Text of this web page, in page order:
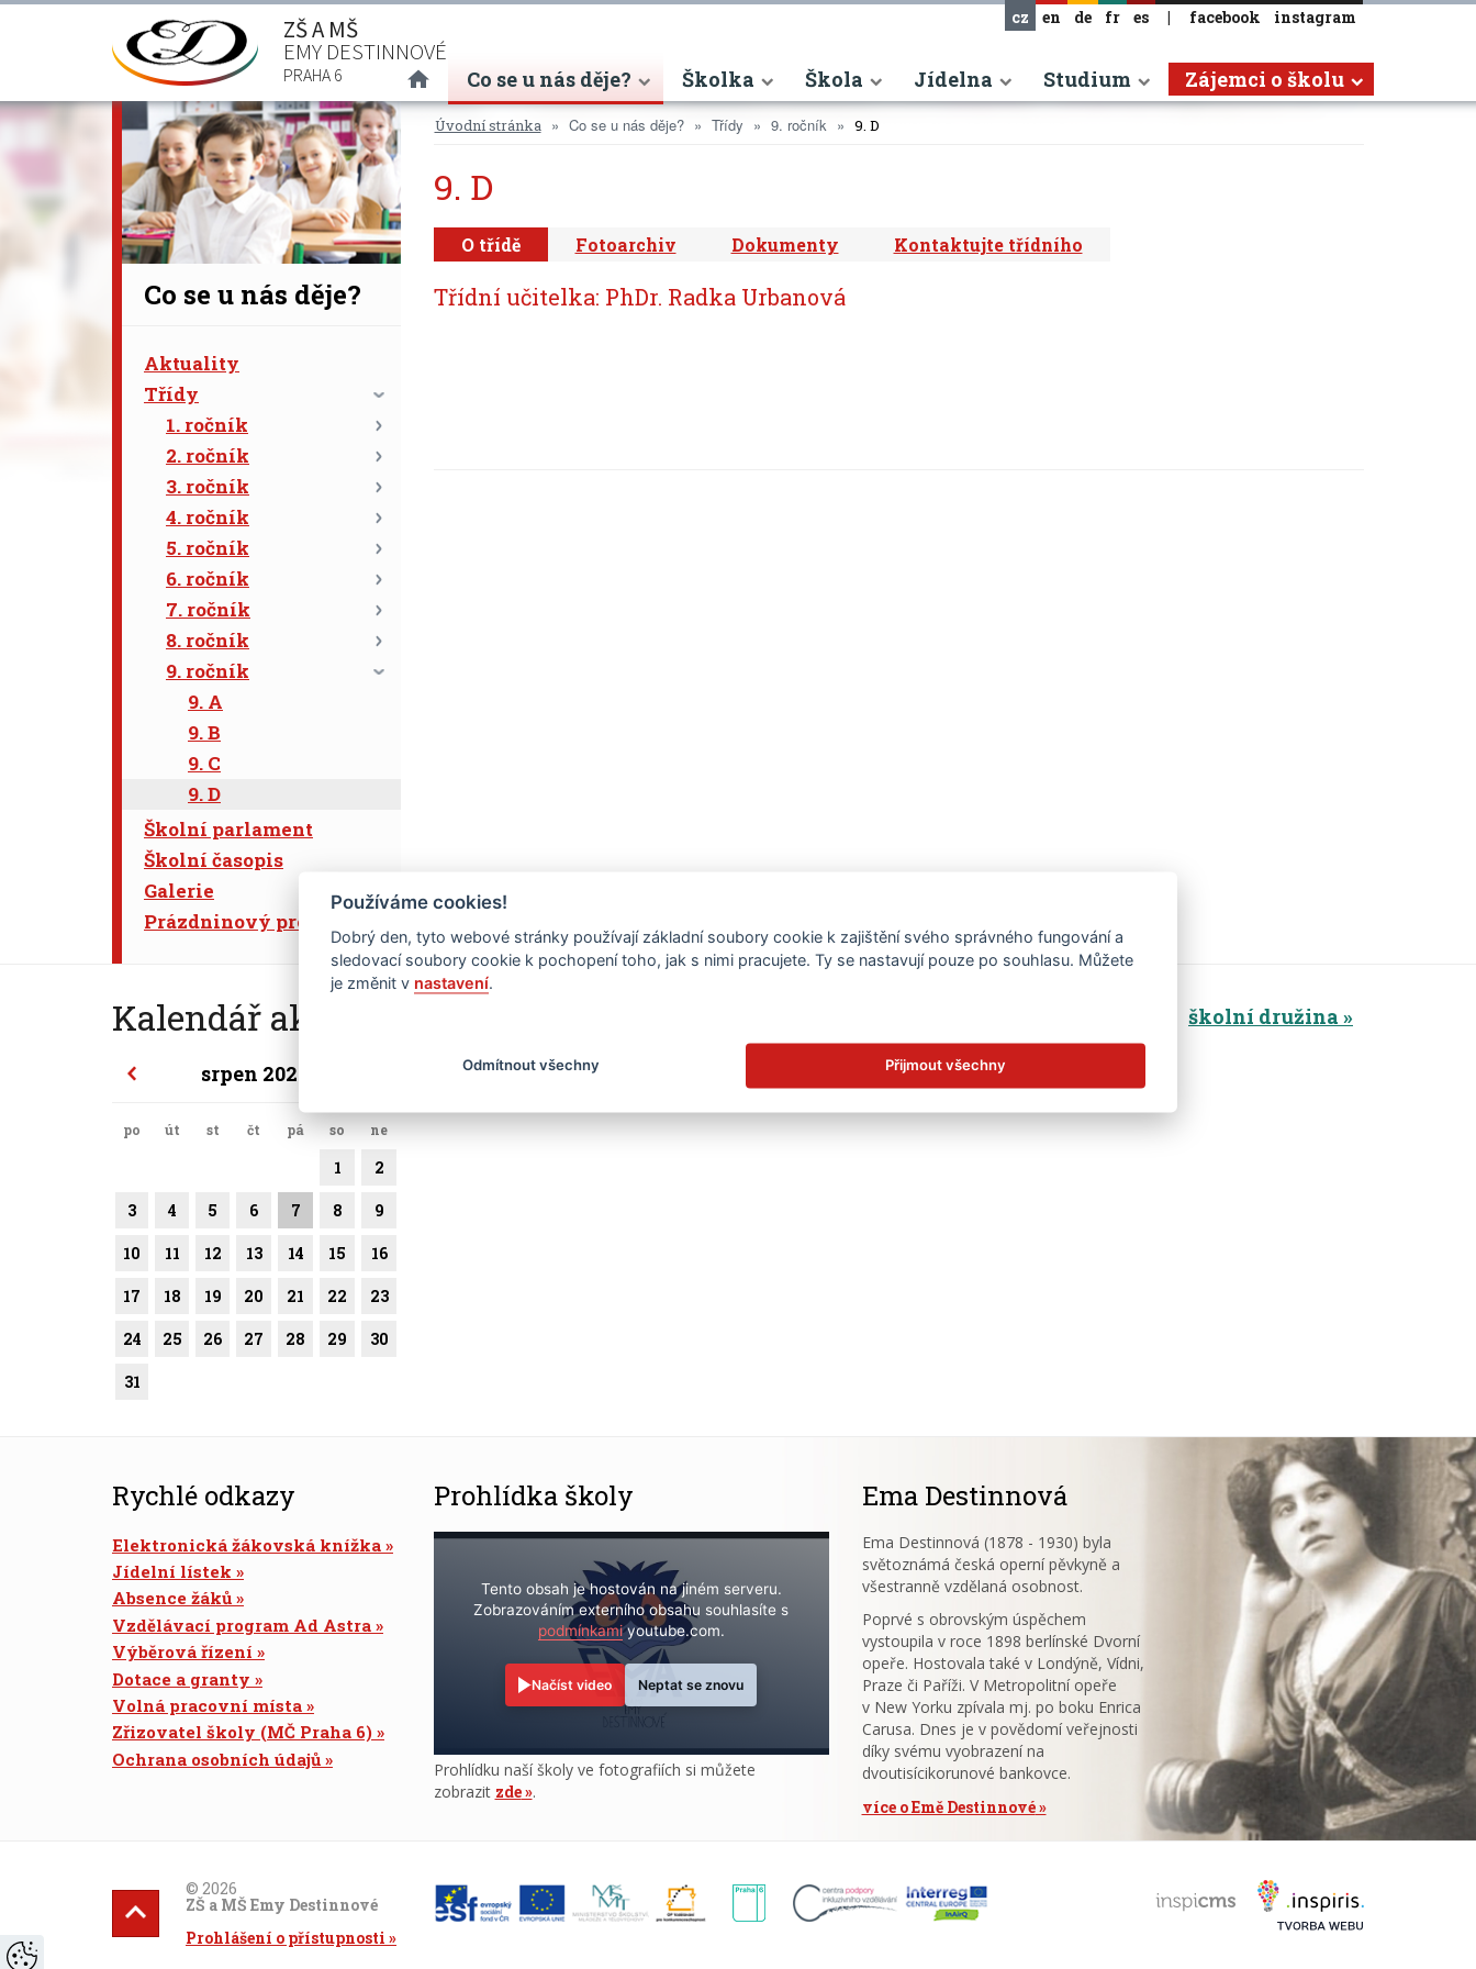
ZŠ A MŠ
EMY DESTINNOVÉ
PRAHA 6
cz en de fr es | facebook instagram
(current)
Co se u nás děje? Školka Škola Jídelna Studium Zájemci o školu
Co se u nás děje?
Aktuality
Třídy
1. ročník
2. ročník
3. ročník
4. ročník
5. ročník
6. ročník
7. ročník
8. ročník
9. ročník
9. A
9. B
9. C
9. D
Školní parlament
Školní časopis
Galerie
Prázdninový program
Úvodní stránka Co se u nás děje? Třídy 9. ročník 9. D
9. D
O třídě Fotoarchiv Dokumenty Kontaktujte třídního
Třídní učitelka: PhDr. Radka Urbanová
Kalendář akcí školní družina
srpen 2026
po út st čt pá so ne
1 2
3 4 5 6 7 8 9
10 11 12 13 14 15 16
17 18 19 20 21 22 23
24 25 26 27 28 29 30
31
Rychlé odkazy
Elektronická žákovská knížka
Jídelní lístek
Absence žáků
Vzdělávací program Ad Astra
Výběrová řízení
Dotace a granty
Volná pracovní místa
Zřizovatel školy (MČ Praha 6)
Ochrana osobních údajů
Prohlídka školy
Tento obsah je hostován na jiném serveru.
Zobrazováním externího obsahu souhlasíte s
podmínkamiyoutube.com.
Načíst video Neptat se znovu
Prohlídku naší školy ve fotografiích si můžete
zobrazit zde .
Ema Destinnová
Ema Destinnová (1878 - 1930) byla
světoznámá česká operní pěvkyně a
všestranně vzdělaná osobnost.
Poprvé s obrovským úspěchem
vystoupila v roce 1898 berlínské Dvorní
opeře. Hostovala také v Londýně, Vídni,
Praze či Paříži. V Metropolitní opeře
v New Yorku zpívala mj. po boku Enrica
Carusa. Dnes je v povědomí veřejnosti
díky svému vyobrazení na
dvoutisícikorunové bankovce.
více o Emě Destinnové
© 2026
ZŠ a MŠ Emy Destinnové
Prohlášení o přístupnosti
Používáme cookies!
Dobrý den, tyto webové stránky používají základní soubory cookie k zajištění svého správného fungování a
sledovací soubory cookie k pochopení toho, jak s nimi pracujete. Ty se nastavují pouze po souhlasu. Můžete
je změnit v nastavení.
Odmítnout všechny Přijmout všechny